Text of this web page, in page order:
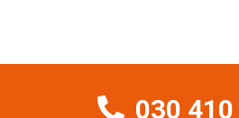
030